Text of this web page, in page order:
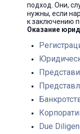
подход. Они,
нужны, если
к заключению
Оказание
Due